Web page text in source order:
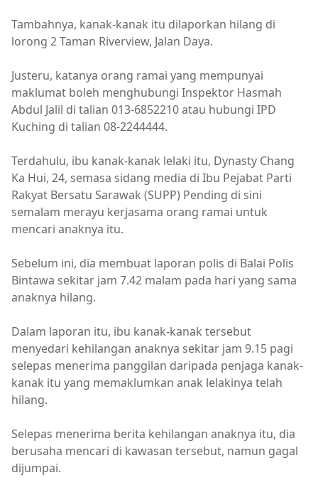
Tambahnya, kanak-kanak itu dilaporkan hilang di
lorong 2 Taman Riverview, Jalan Daya.
Justeru, katanya orang ramai yang mempunyai
maklumat boleh menghubungi Inspektor Hasmah
Abdul Jalil di talian 013-6852210 atau hubungi IPD
Kuching di talian 08-2244444.
Terdahulu, ibu kanak-kanak lelaki itu, Dynasty Chang
Ka Hui, 24, semasa sidang media di Ibu Pejabat Parti
Rakyat Bersatu Sarawak (SUPP) Pending di sini
semalam merayu kerjasama orang ramai untuk
mencari anaknya itu.
Sebelum ini, dia membuat laporan polis di Balai Polis
Bintawa sekitar jam 7.42 malam pada hari yang sama
anaknya hilang.
Dalam laporan itu, ibu kanak-kanak tersebut
menyedari kehilangan anaknya sekitar jam 9.15 pagi
selepas menerima panggilan daripada penjaga kanak-
kanak itu yang memaklumkan anak lelakinya telah
hilang.
Selepas menerima berita kehilangan anaknya itu, dia
berusaha mencari di kawasan tersebut, namun gagal
dijumpai.